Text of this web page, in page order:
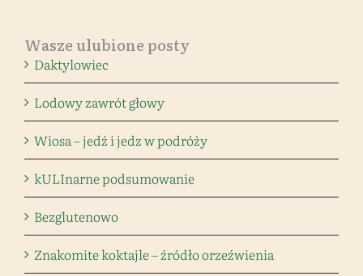
Wasze ulubione posty
Daktylowiec
Lodowy zawrót głowy
Wiosa – jedź i jedz w podróży
kULInarne podsumowanie
Bezglutenowo
Znakomite koktajle – źródło orzeźwienia